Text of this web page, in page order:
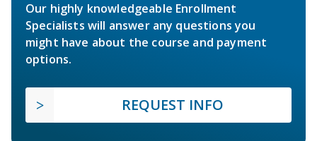
Our highly knowledgeable Enrollment
Specialists will answer any questions you
might have about the course and payment
options.
REQUEST INFO